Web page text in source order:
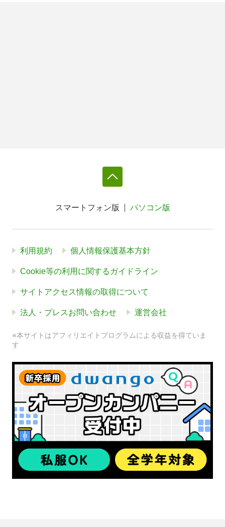
スマートフォン版 パソコン版
利用規約 個人情報保護基本方針
Cookie等の利用に関するガイドライン
サイトアクセス情報の取得について
法人・プレスお問い合わせ 運営会社
※本サイトはアフィリエイトプログラムによる収益を得ていま
す